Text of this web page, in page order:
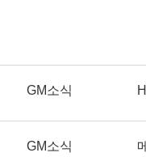
GM소식
GM소식